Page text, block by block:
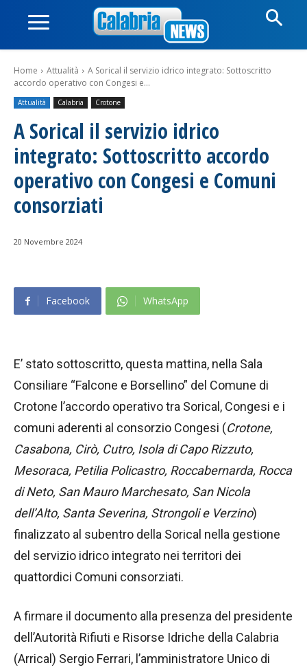
Home Attualità
A Sorical il servizio idrico integrato: Sottoscritto
accordo operativo con Congesi e...
Attualità Calabria Crotone
A Sorical il servizio idrico
integrato: Sottoscritto accordo
operativo con Congesi e Comuni
consorziati
20 Novembre 2024
Facebook WhatsApp
E’ stato sottoscritto, questa mattina, nella Sala
Consiliare “Falcone e Borsellino” del Comune di
Crotone l’accordo operativo tra Sorical, Congesi e i
comuni aderenti al consorzio Congesi (Crotone,
Casabona, Cirò, Cutro, Isola di Capo Rizzuto,
Mesoraca, Petilia Policastro, Roccabernarda, Rocca
di Neto, San Mauro Marchesato, San Nicola
dell’Alto, Santa Severina, Strongoli e Verzino)
finalizzato al subentro della Sorical nella gestione
del servizio idrico integrato nei territori dei
quattordici Comuni consorziati.
A firmare il documento alla presenza del presidente
dell’Autorità Rifiuti e Risorse Idriche della Calabria
(Arrical) Sergio Ferrari, l’amministratore Unico di